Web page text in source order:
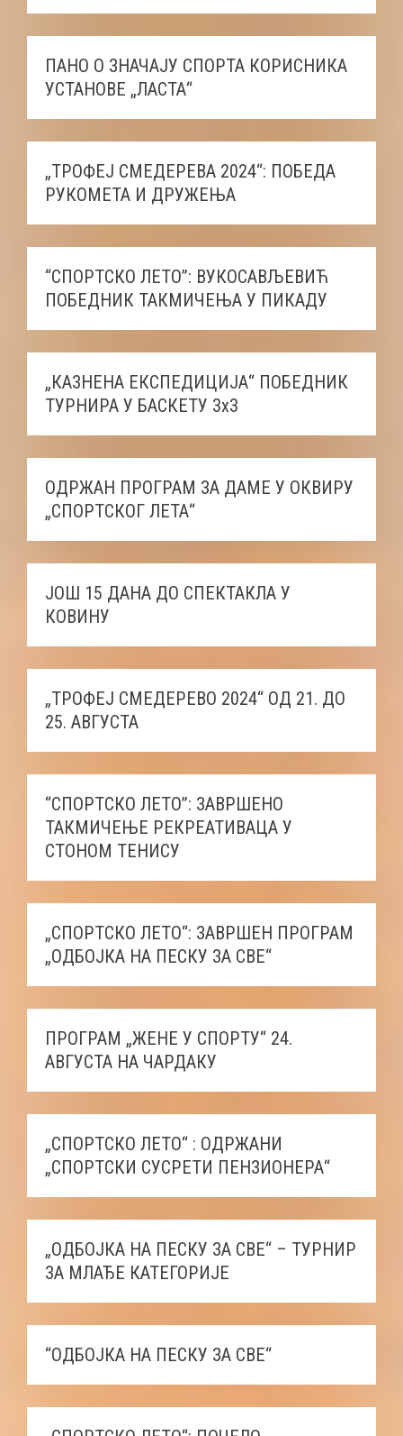
ПАНО О ЗНАЧАЈУ СПОРТА КОРИСНИКА
УСТАНОВЕ „ЛАСТА“
„ТРОФЕЈ СМЕДЕРЕВА 2024“: ПОБЕДА
РУКОМЕТА И ДРУЖЕЊА
“СПОРТСКО ЛЕТО”: ВУКОСАВЉЕВИЋ
ПОБЕДНИК ТАКМИЧЕЊА У ПИКАДУ
„КАЗНЕНА ЕКСПЕДИЦИЈА“ ПОБЕДНИК
ТУРНИРА У БАСКЕТУ 3x3
ОДРЖАН ПРОГРАМ ЗА ДАМЕ У ОКВИРУ
„СПОРТСКОГ ЛЕТА“
ЈОШ 15 ДАНА ДО СПЕКТАКЛА У
КОВИНУ
„ТРОФЕЈ СМЕДЕРЕВО 2024“ ОД 21. ДО
25. АВГУСТА
“СПОРТСКО ЛЕТО”: ЗАВРШЕНО
ТАКМИЧЕЊЕ РЕКРЕАТИВАЦА У
СТОНОМ ТЕНИСУ
„СПОРТСКО ЛЕТО“: ЗАВРШЕН ПРОГРАМ
„ОДБОЈКА НА ПЕСКУ ЗА СВЕ“
ПРОГРАМ „ЖЕНЕ У СПОРТУ“ 24.
АВГУСТА НА ЧАРДАКУ
„СПОРТСКО ЛЕТО“ : ОДРЖАНИ
„СПОРТСКИ СУСРЕТИ ПЕНЗИОНЕРА“
„ОДБОЈКА НА ПЕСКУ ЗА СВЕ“ – ТУРНИР
ЗА МЛАЂЕ КАТЕГОРИЈЕ
“ОДБОЈКА НА ПЕСКУ ЗА СВЕ“